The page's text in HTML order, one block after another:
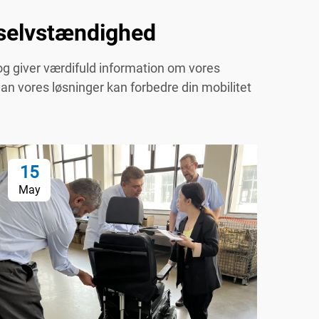
giver værdifuld information om vores
vores løsninger kan forbedre din mobilitet
15
May